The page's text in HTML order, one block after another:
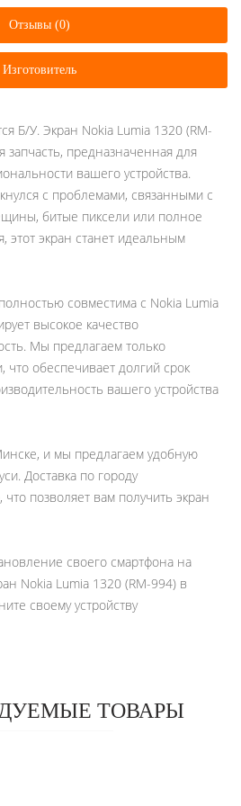
Отзывы (0)
Изготовитель
Б/У. Экран Nokia Lumia 1320 (RM-
запчасть, предназначенная для
вашего устройства.
с проблемами, связанными с
битые пиксели или полное
этот экран станет идеальным
совместима с Nokia Lumia
высокое качество
Мы предлагаем только
что обеспечивает долгий срок
вашего устройства
и мы предлагаем удобную
Доставка по городу
что позволяет вам получить экран
своего смартфона на
Nokia Lumia 1320 (RM-994) в
своему устройству
ТОВАРЫ